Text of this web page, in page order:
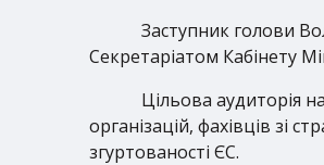
Заступник голови
Секретаріатом Кабінету
Цільова аудиторія
організацій, фахівців зі
згуртованості ЄС.